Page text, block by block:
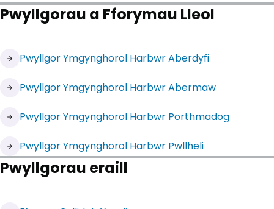
Pwyllgorau a Fforymau Lleol
Pwyllgor Ymgynghorol Harbwr Aberdyfi
(yn agor mewn tab newydd)
Pwyllgor Ymgynghorol Harbwr Abermaw
(yn agor mewn tab newydd)
Pwyllgor Ymgynghorol Harbwr Porthmadog
(yn agor mewn tab newydd)
Pwyllgor Ymgynghorol Harbwr Pwllheli
(yn agor mewn tab newydd)
Pwyllgorau eraill